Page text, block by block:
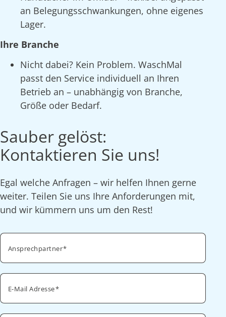
an Belegungsschwankungen, ohne eigenes
Lager.
Ihre Branche
Nicht dabei? Kein Problem. WaschMal
passt den Service individuell an Ihren
Betrieb an – unabhängig von Branche,
Größe oder Bedarf.
Sauber gelöst:
Kontaktieren Sie uns!
Egal welche Anfragen – wir helfen Ihnen gerne
weiter. Teilen Sie uns Ihre Anforderungen mit,
und wir kümmern uns um den Rest!
Ansprechpartner
E-Mail Adresse